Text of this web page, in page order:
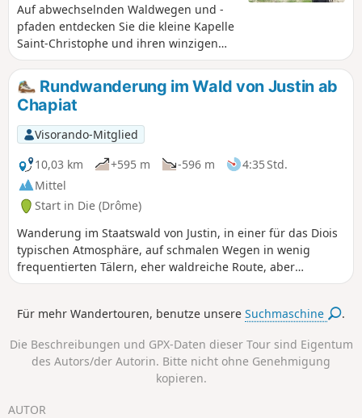
Auf abwechselnden Waldwegen und -
pfaden entdecken Sie die kleine Kapelle
Saint-Christophe und ihren winzigen
Friedhof, die auf den Anhöhen von
Véronne im Wald Grand Barry thronen,
aber auch das Forsthaus von Roury, und
das alles in absoluter Ruhe.
Rundwanderung im Wald von Justin ab
Chapiat
Visorando-Mitglied
10,03 km
+595 m -596 m
4:35 Std.
Mittel
Start in Die (Drôme)
Wanderung im Staatswald von Justin, in einer für das Diois
typischen Atmosphäre, auf schmalen Wegen in wenig
frequentierten Tälern, eher waldreiche Route, aber
dennoch mit Ausblicken auf die Berge des südlichen
Für mehr Wandertouren, benutze unsereSuchmaschine .
Die Beschreibungen und GPX-Daten dieser Tour sind Eigentum
des Autors/der Autorin. Bitte nicht ohne Genehmigung
kopieren.
AUTOR